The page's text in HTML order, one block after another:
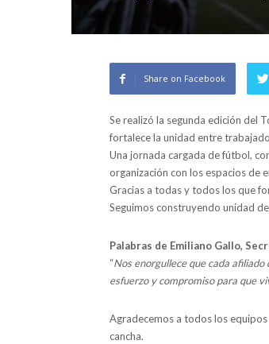
Share on Facebook
Se realizó la segunda edición del
fortalece la unidad entre
Una jornada cargada de fútbol,
organización con los espacios de
Gracias a todas y todos los que
Seguimos construyendo unidad
Palabras de Emiliano Gallo,
“Nos enorgullece que cada
esfuerzo y compromiso para que
Agradecemos a todos los
cancha.